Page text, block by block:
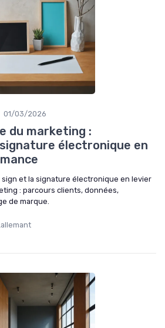
01/03/2026
du marketing :
électronique en
sign et la signature électronique en levier
: parcours clients, données,
de marque.